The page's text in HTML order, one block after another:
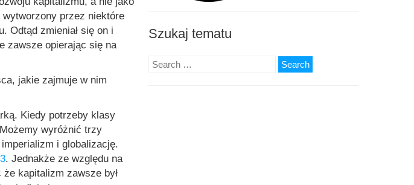
wytworzony przez niektóre
Odtąd zmieniał się on i
zawsze opierając się na
jakie zajmuje w nim
Kiedy potrzeby klasy
wyróżnić trzy
i globalizację.
. Jednakże ze względu na
kapitalizm zawsze był
Szukaj tematu
Search